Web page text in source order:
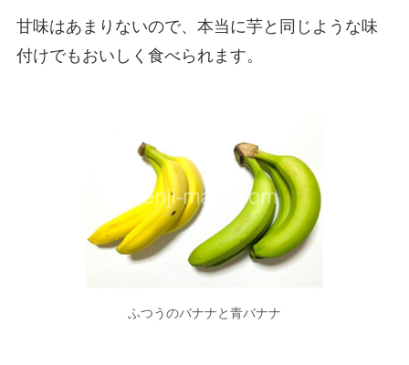
甘味はあまりないので、本当に芋と同じような味
付けでもおいしく食べられます。
ふつうのバナナと青バナナ